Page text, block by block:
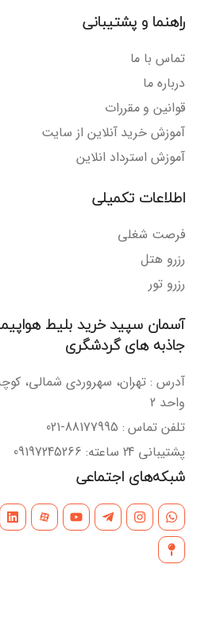
راهنما و پشتیبانی
تماس با ما
درباره ما
قوانین و مقررات
آموزش خرید آنلاین از سایت
آموزش استرداد انلاین
اطلاعات تکمیلی
فرصت شغلی
رزرو هتل
رزرو تور
آسمان سپید خرید بلیط
جاذبه های گردشگری
واحد 2
تلفن تماس : 88177995-021
پشتیبانی 24 ساعته: 09197245266
شبکه‌های اجتماعی